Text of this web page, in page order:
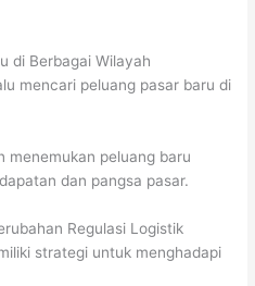
di Berbagai Wilayah
mencari peluang pasar baru di
menemukan peluang baru
dan pangsa pasar.
Regulasi Logistik
strategi untuk menghadapi